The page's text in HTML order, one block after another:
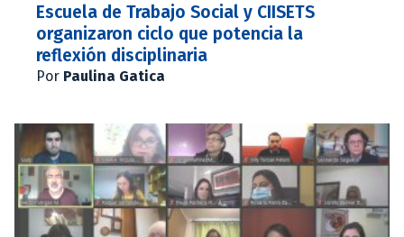
Escuela de Trabajo Social y CIISETS
organizaron ciclo que potencia la
reflexión disciplinaria
Por Paulina Gatica